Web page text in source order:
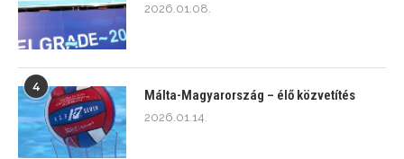
2026.01.08.
4
Málta-Magyarország – élő közvetítés
2026.01.14.